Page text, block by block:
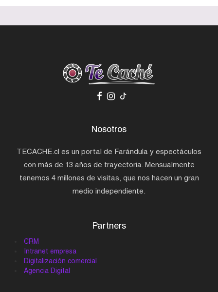
Nosotros
TECACHE.cl es un portal de Farándula y espectáculos
con más de 13 años de trayectoria. Mensualmente
tenemos 4 millones de visitas, que nos hacen un gran
medio independiente.
Partners
CRM
Intranet empresa
Digitalización comercial
Agencia Digital